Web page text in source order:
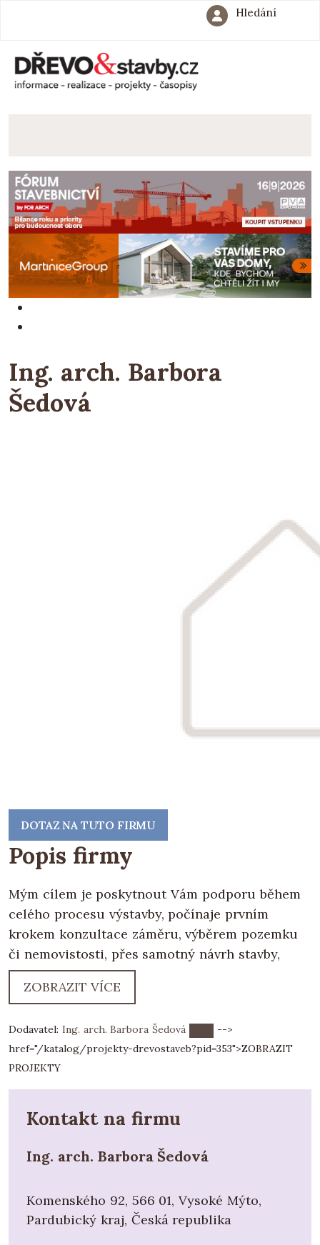
Hledání
Ing. arch. Barbora
Šedová
DOTAZ NA TUTO FIRMU
Popis firmy
Mým cílem je poskytnout Vám podporu během
celého procesu výstavby, počínaje prvním
krokem konzultace záměru, výběrem pozemku
či nemovistosti, přes samotný návrh stavby,
vyhotovení potřebné dokumentace, zajištění
všech stanovisek a povolení, asistenci při
Mou prioritou je individuální návrh pro
konkrétního klienta i lokalitu, nadčasový,
udržitelný, jednoduchý a přesto sofistikovaný.
S radostí se věnuji především tradičním
moderní i tradiční podobě, ale i těm
Snažím se sledovat aktuální trendy požadavků
na energetickou náročnost staveb s ohledem na
ZOBRAZIT VÍCE
Dodavatel: Ing. arch. Barbora Šedová
-->
href="/katalog/projekty-drevostaveb?pid=353">ZOBRAZIT
PROJEKTY
Kontakt na firmu
Ing. arch. Barbora Šedová
Komenského 92, 566 01, Vysoké Mýto,
Pardubický kraj, Česká republika